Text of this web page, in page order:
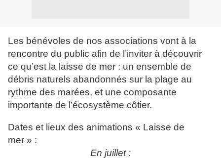
Les bénévoles de nos associations vont à la
rencontre du public afin de l’inviter à découvrir
ce qu’est la laisse de mer : un ensemble de
débris naturels abandonnés sur la plage au
rythme des marées, et une composante
importante de l’écosystème côtier.
Dates et lieux des animations « Laisse de
mer » :
En juillet :